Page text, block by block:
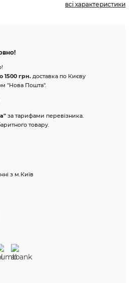
всі характеристики
1500 грн. доставка по Києву
"Нова Пошта".
за тарифами перевізника.
товару.
з м.Київ